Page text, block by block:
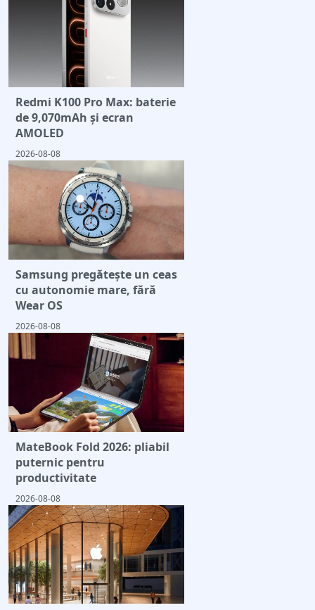
Redmi K100 Pro Max: baterie
de 9,070mAh și ecran
AMOLED
2026-08-08
Samsung pregătește un ceas
cu autonomie mare, fără
Wear OS
2026-08-08
MateBook Fold 2026: pliabil
puternic pentru
productivitate
2026-08-08